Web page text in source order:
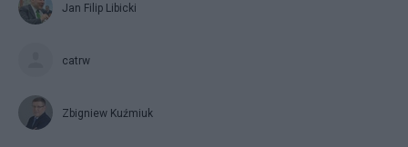
Jan Filip Libicki
catrw
Zbigniew Kuźmiuk